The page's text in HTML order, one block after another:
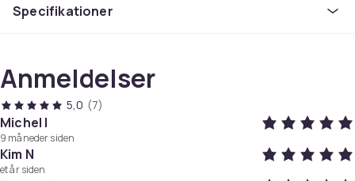
Du kan installere denne håndvask i en tallerken eller i
din håndvask med det valgte mixer og afløb og give det
Keramik og glasur af høj kvalitet gør rengøringen
lettere for dig, materialet er særlig robust og
ridsebestandigt.
Ejendomme:
Specifikationer
Anmeldelser
5,0 (7)
Michel I
9 måneder siden
Kim N
et år siden